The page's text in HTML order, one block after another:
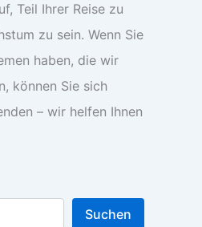
Teil Ihrer Reise zu
zu sein. Wenn Sie
haben, die wir
können Sie sich
– wir helfen Ihnen
Suchen